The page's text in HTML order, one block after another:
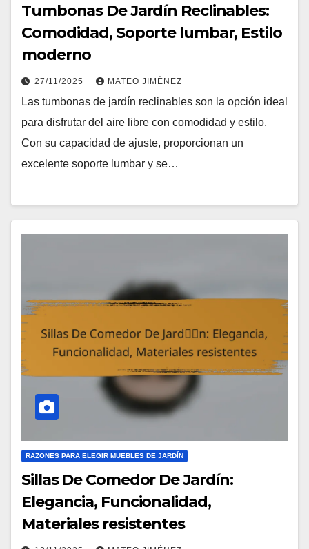
Tumbonas De Jardín Reclinables:
Comodidad, Soporte lumbar, Estilo
moderno
27/11/2025 MATEO JIMÉNEZ
Las tumbonas de jardín reclinables son la opción ideal
para disfrutar del aire libre con comodidad y estilo.
Con su capacidad de ajuste, proporcionan un
excelente soporte lumbar y se…
RAZONES PARA ELEGIR MUEBLES DE JARDÍN
Sillas De Comedor De Jardín:
Elegancia, Funcionalidad,
Materiales resistentes